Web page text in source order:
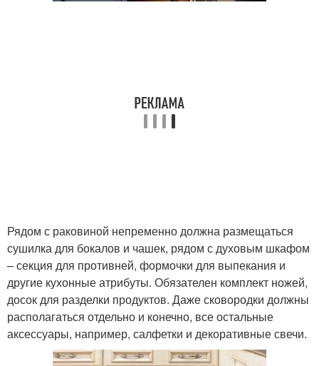
Рядом с раковиной непременно должна размещаться
сушилка для бокалов и чашек, рядом с духовым шкафом
– секция для противней, формочки для выпекания и
другие кухонные атрибуты. Обязателен комплект ножей,
досок для разделки продуктов. Даже сковородки должны
располагаться отдельно и конечно, все остальные
аксессуары, например, салфетки и декоративные свечи.